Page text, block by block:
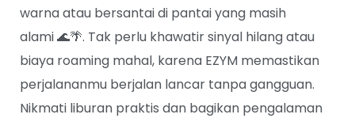
warna atau bersantai di pantai yang masih
alami 🌊🌴. Tak perlu khawatir sinyal hilang atau
biaya roaming mahal, karena EZYM memastikan
perjalananmu berjalan lancar tanpa gangguan.
Nikmati liburan praktis dan bagikan pengalaman